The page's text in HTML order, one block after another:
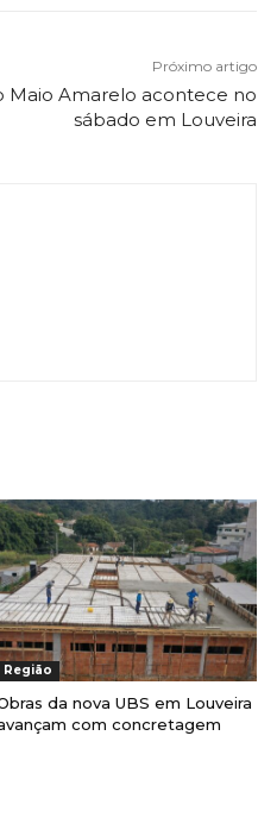
Próximo artigo
Maio Amarelo acontece no
sábado em Louveira
Região
da nova UBS em Louveira
com concretagem